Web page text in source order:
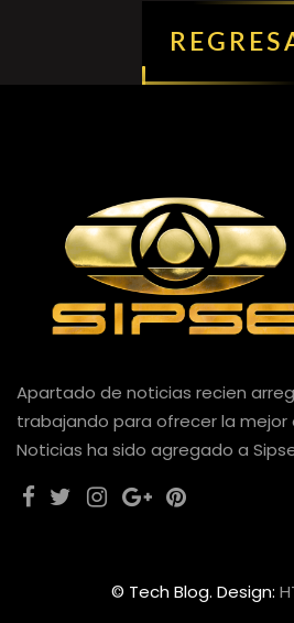
Apartado de noticias recien
trabajando para ofrecer la mejor
Noticias ha sido agregado a
© Tech Blog. Design: